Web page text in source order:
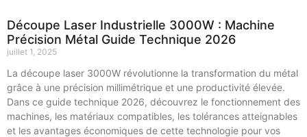
Découpe Laser Industrielle 3000W : Machine
Précision Métal Guide Technique 2026
juillet 1, 2025
La découpe laser 3000W révolutionne la transformation du métal
grâce à une précision millimétrique et une productivité élevée.
Dans ce guide technique 2026, découvrez le fonctionnement des
machines, les matériaux compatibles, les tolérances atteignables
et les avantages économiques de cette technologie pour vos